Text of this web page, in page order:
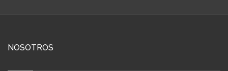
NOSOTROS